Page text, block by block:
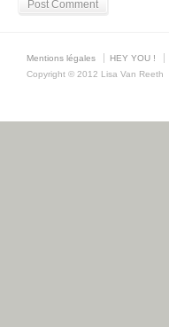
Mentions légales HEY YOU !
Copyright © 2012 Lisa Van Reeth